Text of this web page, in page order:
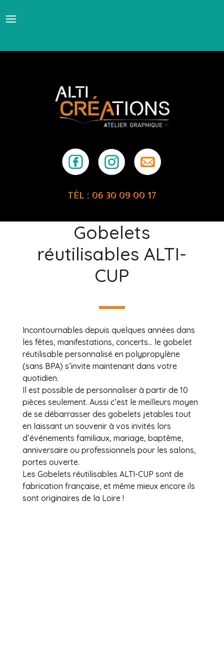
TÉL : 06 30 09 00 17
Gobelets
réutilisables ALTI-
CUP
Incontournables depuis quelques années dans
les fêtes, manifestations, concerts… le gobelet
réutilisable personnalisé en polypropylène
(sans BPA) s’invite maintenant dans votre
quotidien.
Il est possible de personnaliser à partir de 10
pièces seulement. Aussi c’est le meilleurs moyen
de se débarrasser des gobelets jetables tout
en laissant un souvenir à vos invités lors
d’événements familiaux, mariage, baptême,
anniversaire ou professionnels pour les salons,
portes ouverte.
Les Gobelets réutilisables ALTI-CUP sont de
fabrication française, et même mieux encore ils
sont originaires de la Loire !